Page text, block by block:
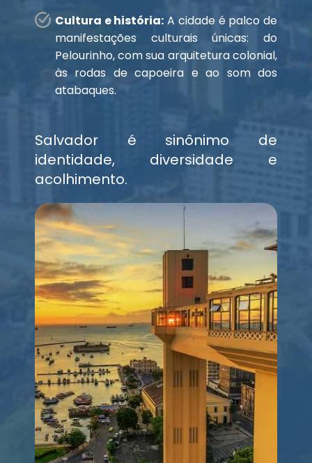
Cultura e história: A cidade é palco de
manifestações culturais únicas: do
Pelourinho, com sua arquitetura colonial,
às rodas de capoeira e ao som dos
atabaques.
Salvador é sinônimo de
identidade, diversidade e
acolhimento.